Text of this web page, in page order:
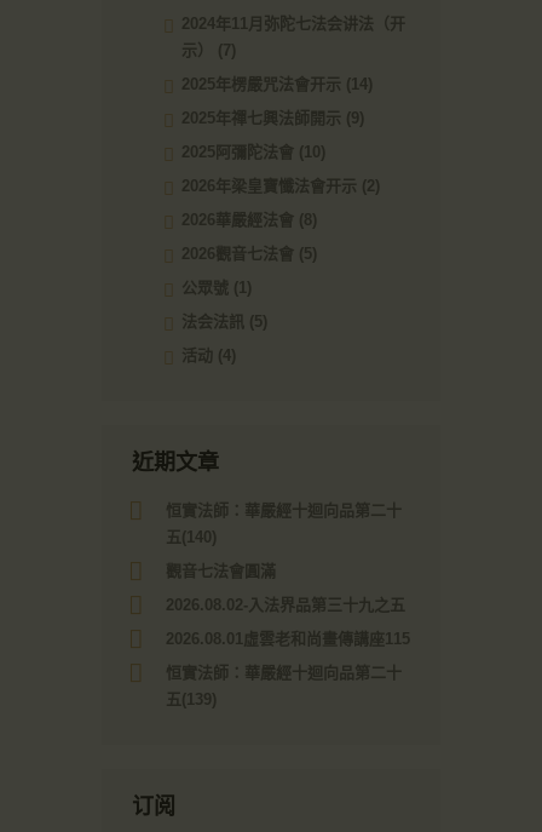
2024年11月弥陀七法会讲法（开
示）
(7)
2025年楞嚴咒法會开示 (14)
2025年禪七興法師開示 (9)
2025阿彌陀法會 (10)
2026年梁皇寶懺法會开示 (2)
2026華嚴經法會 (8)
2026觀音七法會 (5)
公眾號
(1)
法会法訊 (5)
活动 (4)
近期文章
恒實法師：華嚴經十迴向品第二十
五(140)
觀音七法會圓滿
2026.08.02-入法界品第三十九之五
2026.08.01虛雲老和尚畫傳講座115
恒實法師：華嚴經十迴向品第二十
五(139)
订阅